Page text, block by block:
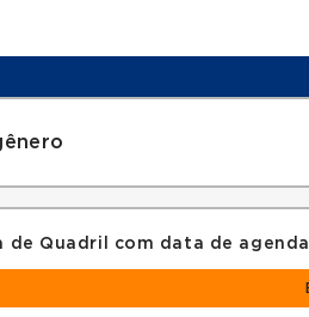
de Quadril com data de